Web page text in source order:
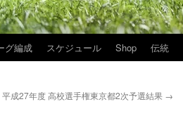
グ編成 スケジュール Shop 伝統
平成27年度 高校選手権東京都2次予選結果 →